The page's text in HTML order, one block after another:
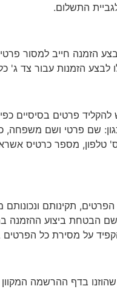
התשלום.
הזמנה חייב למסור
לבצע הזמנות עבור צד ג'
להקליד פרטים בסיסיים
שם פרטי ושם משפחה,
טלפון, מספר כרטיס
הפרטים, תקינותם
הבטחת ביצוע ההזמנה
על מסירת כל הפרטים
שהוזנו בדף ההרשמה